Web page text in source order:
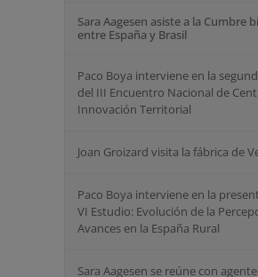
Sara Aagesen asiste a la Cumbre
entre España y Brasil
Paco Boya interviene en la
del III Encuentro Nacional de
Innovación Territorial
Joan Groizard visita la fábrica de
Paco Boya interviene en la
VI Estudio: Evolución de la
Avances en la España Rural
Sara Aagesen se reúne con